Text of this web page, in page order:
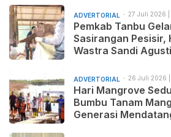
ADVERTORIAL 27 Juli 2026 |
Pemkab Tanbu
Sasirangan Pesisir,
Wastra Sandi
ADVERTORIAL 26 Juli 2026 |
Hari Mangrove
Bumbu Tanam
Generasi